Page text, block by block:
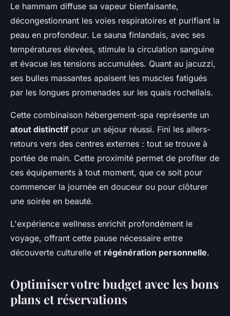
Le hammam diffuse sa vapeur bienfaisante,
décongestionnant les voies respiratoires et purifiant la
peau en profondeur. Le sauna finlandais, avec ses
températures élevées, stimule la circulation sanguine
et évacue les tensions accumulées. Quant au jacuzzi,
ses bulles massantes apaisent les muscles fatigués
par les longues promenades sur les quais rochellais.
Cette combinaison hébergement-spa représente un
atout distinctif pour un séjour réussi. Fini les allers-
retours vers des centres externes : tout se trouve à
portée de main. Cette proximité permet de profiter de
ces équipements à tout moment, que ce soit pour
commencer la journée en douceur ou pour clôturer
une soirée en beauté.
L'expérience wellness enrichit profondément le
voyage, offrant cette pause nécessaire entre
découverte culturelle et régénération personnelle.
Optimiser votre budget avec les bons
plans et réservations